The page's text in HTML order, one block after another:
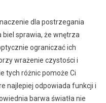
dla postrzegania
biel sprawia, że wnętrza
ograniczać ich
wrażenie czystości i
tych różnic pomoże Ci
najlepiej odpowiada funkcji i
barwa światła nie